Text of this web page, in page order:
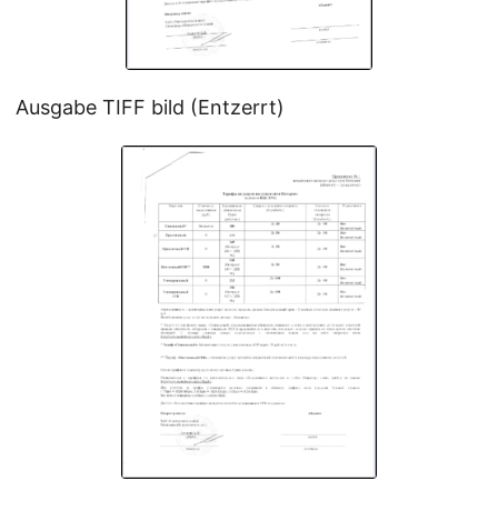
Ausgabe TIFF bild (Entzerrt)